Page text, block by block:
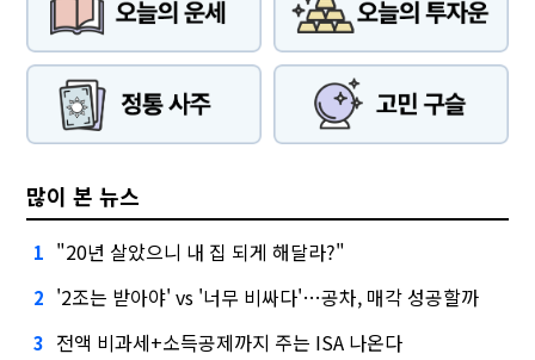
많이 본 뉴스
1 "20년 살았으니 내 집 되게 해달라?"
2 '2조는 받아야' vs '너무 비싸다'…공차, 매각 성공할까
3 전액 비과세+소득공제까지 주는 ISA 나온다